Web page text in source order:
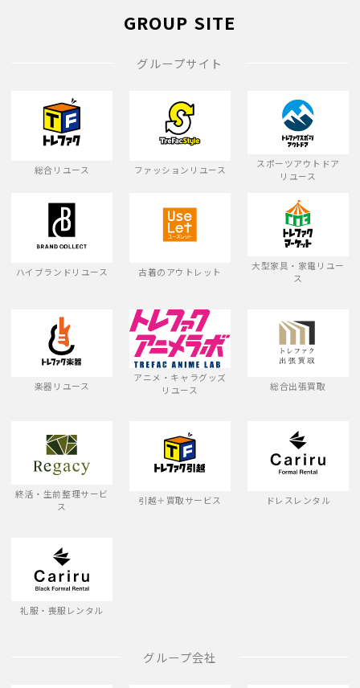
GROUP SITE
グループサイト
総合リユース ファッションリユース
スポーツアウトドア
リユース
ハイブランドリユース 古着のアウトレット
大型家具・家電リユー
ス
楽器リユース
アニメ・キャラグッズ
リユース
総合出張買取
終活・生前整理サービ
ス
引越＋買取サービス ドレスレンタル
礼服・喪服レンタル
グループ会社